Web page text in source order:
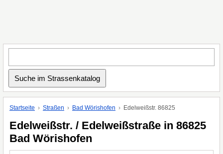
Startseite Straßen Bad Wörishofen Edelweißstr. 86825
Edelweißstr. / Edelweißstraße in 86825
Bad Wörishofen